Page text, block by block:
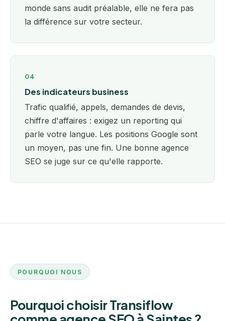
monde sans audit préalable, elle ne fera pas
la différence sur votre secteur.
04
Des indicateurs business
Trafic qualifié, appels, demandes de devis,
chiffre d'affaires : exigez un reporting qui
parle votre langue. Les positions Google sont
un moyen, pas une fin. Une bonne agence
SEO se juge sur ce qu'elle rapporte.
POURQUOI NOUS
Pourquoi choisir Transiflow